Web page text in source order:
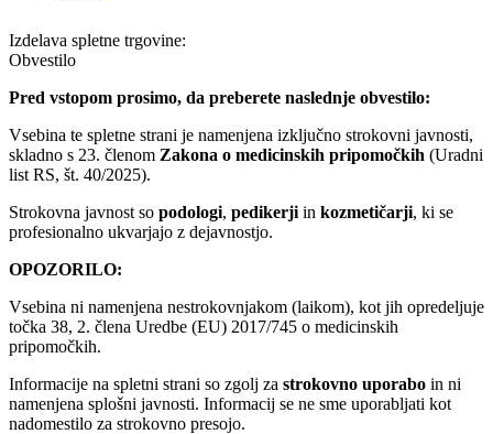
Izdelava spletne trgovine:
Obvestilo
Pred vstopom prosimo, da preberete naslednje obvestilo:
Vsebina te spletne strani je namenjena izključno strokovni javnosti,
skladno s 23. členom Zakona o medicinskih pripomočkih (Uradni
list RS, št. 40/2025).
Strokovna javnost so podologi, pedikerji in kozmetičarji, ki se
profesionalno ukvarjajo z dejavnostjo.
OPOZORILO:
Vsebina ni namenjena nestrokovnjakom (laikom), kot jih opredeljuje
točka 38, 2. člena Uredbe (EU) 2017/745 o medicinskih
pripomočkih.
Informacije na spletni strani so zgolj za strokovno uporabo in ni
namenjena splošni javnosti. Informacij se ne sme uporabljati kot
nadomestilo za strokovno presojo.